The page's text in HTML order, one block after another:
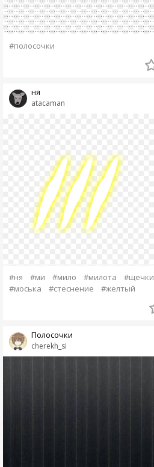
#полосочки
atacaman
ня
#ня #ми #мило #милота
#щечки
#моська
#стеснение #желтый
cherekh_si
Полосочки